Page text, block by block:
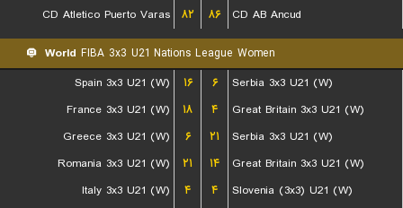
CD Atletico Puerto Varas ۸۲ ۸۶ CD AB Ancud
World FIBA 3x3 U21 Nations League Women
Spain 3x3 U21 (W)
۱۶ ۶
Serbia 3x3 U21 (W)
France 3x3 U21 (W)
۱۸ ۴
Great Britain 3x3 U21 (W)
Greece 3x3 U21 (W)
۶ ۲۱
Serbia 3x3 U21 (W)
Romania 3x3 U21 (W)
۲۱ ۱۴
Great Britain 3x3 U21 (W)
Italy 3x3 U21 (W)
۴ ۴
Slovenia (3x3) U21 (W)